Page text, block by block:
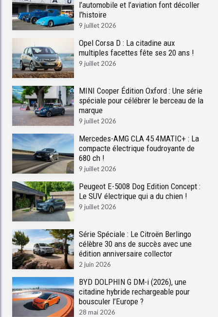
l’automobile et l’aviation font décoller
l’histoire
9 juillet 2026
Opel Corsa D : La citadine aux
multiples facettes fête ses 20 ans !
9 juillet 2026
MINI Cooper Édition Oxford : Une série
spéciale pour célébrer le berceau de la
marque
9 juillet 2026
Mercedes-AMG CLA 45 4MATIC+ : La
compacte électrique foudroyante de
680 ch !
9 juillet 2026
Peugeot E-5008 Dog Edition Concept :
Le SUV électrique qui a du chien !
9 juillet 2026
Série Spéciale : Le Citroën Berlingo
célèbre 30 ans de succès avec une
édition anniversaire collector
2 juin 2026
BYD DOLPHIN G DM-i (2026), une
citadine hybride rechargeable pour
bousculer l’Europe ?
28 mai 2026